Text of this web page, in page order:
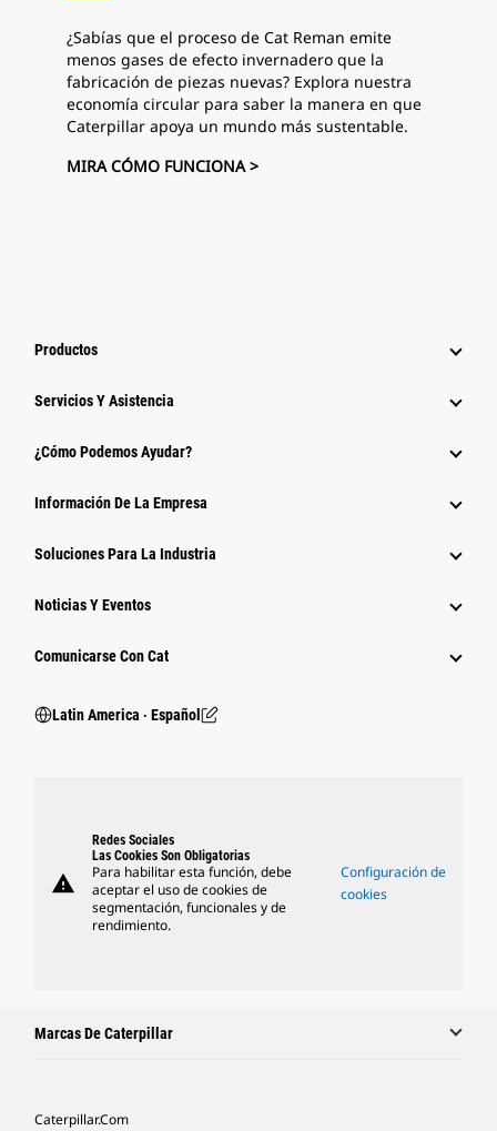
¿Sabías que el proceso de Cat Reman emite
menos gases de efecto invernadero que la
fabricación de piezas nuevas? Explora nuestra
economía circular para saber la manera en que
Caterpillar apoya un mundo más sustentable.
MIRA CÓMO FUNCIONA >
Productos
Servicios Y Asistencia
¿Cómo Podemos Ayudar?
Información De La Empresa
Soluciones Para La Industria
Noticias Y Eventos
Comunicarse Con Cat
Latin America ‧ Español
warning
Redes Sociales
Las Cookies Son Obligatorias
Para habilitar esta función, debe
aceptar el uso de cookies de
segmentación, funcionales y de
rendimiento.
Configuración de
cookies
Marcas De Caterpillar
Caterpillar.com